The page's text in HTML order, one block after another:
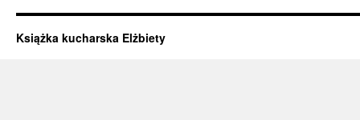
Książka kucharska Elżbiety